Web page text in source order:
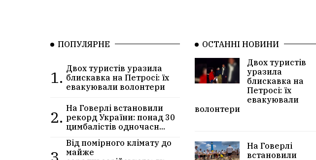
ПОПУЛЯРНЕ
1. Двох туристів уразила
блискавка на Петросі: їх
евакуювали волонтери
2. На Говерлі встановили
рекорд України: понад 30
цимбалістів одночасн...
Від помірного клімату до
майже
ОСТАННІ НОВИНИ
Двох туристів
уразила
блискавка на
Петросі: їх
евакуювали
волонтери
На Говерлі
встановили